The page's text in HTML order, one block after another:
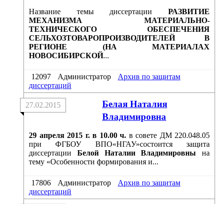
Название темы диссертации РАЗВИТИЕ
МЕХАНИЗМА МАТЕРИАЛЬНО-
ТЕХНИЧЕСКОГО ОБЕСПЕЧЕНИЯ
СЕЛЬХОЗТОВАРОПРОИЗВОДИТЕЛЕЙ В
РЕГИОНЕ (НА МАТЕРИАЛАХ
НОВОСИБИРСКОЙ...
12097 Администратор
Архив по защитам
диссертаций
Белая Наталия
Владимировна
27.02.2015
29 апреля 2015 г. в 10.00 ч. в совете ДМ 220.048.05
при ФГБОУ ВПО«НГАУ»состоится защита
диссертации Белой Наталии Владимировны на
тему «Особенности формирования и...
17806 Администратор
Архив по защитам
диссертаций